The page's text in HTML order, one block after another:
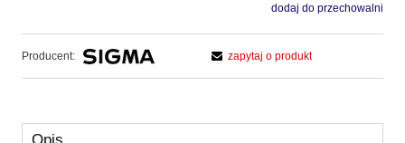
dodaj do przechowalni
Producent: zapytaj o produkt